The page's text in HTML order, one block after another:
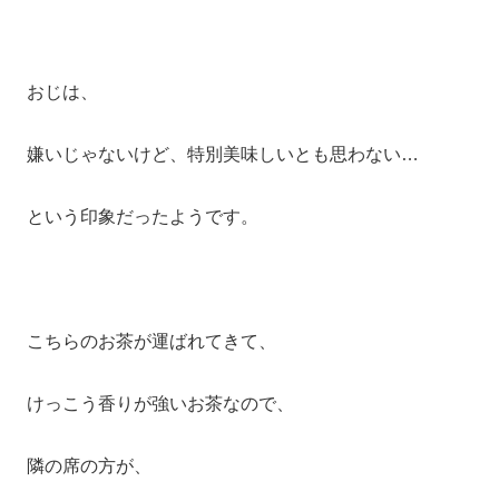
おじは、
嫌いじゃないけど、特別美味しいとも思わない…
という印象だったようです。
こちらのお茶が運ばれてきて、
けっこう香りが強いお茶なので、
隣の席の方が、